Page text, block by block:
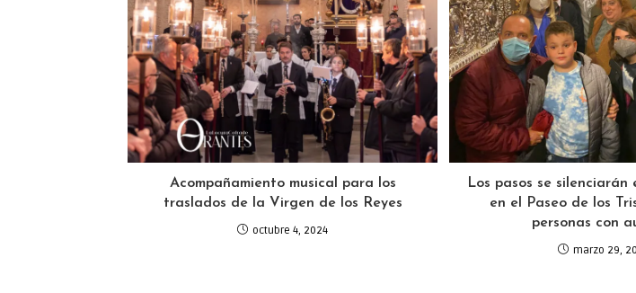
Acompañamiento musical para los
traslados de la Virgen de los Reyes
octubre 4, 2024
Los pasos se
en el Paseo de los
personas con
marzo 29,